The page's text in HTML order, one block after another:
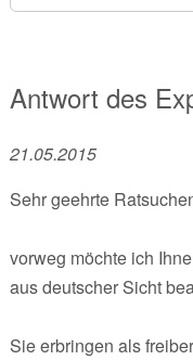
Antwort des
21.05.2015
Sehr geehrte
vorweg möchte ich
aus deutscher Sicht
Sie erbringen als